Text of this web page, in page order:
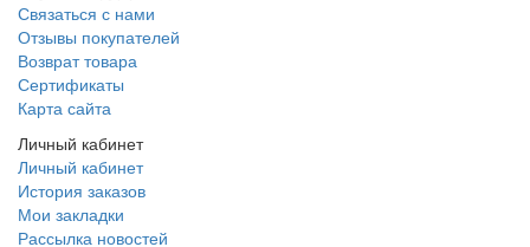
Связаться с нами
Отзывы покупателей
Возврат товара
Сертификаты
Карта сайта
Личный кабинет
Личный кабинет
История заказов
Мои закладки
Рассылка новостей